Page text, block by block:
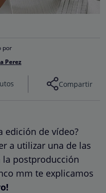
por
Perez
Compartir
edición de vídeo?
a utilizar una de las
la postproducción
mm te explicamos